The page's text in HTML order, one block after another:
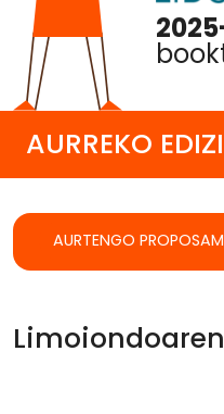
AURREKO
AURTENGO